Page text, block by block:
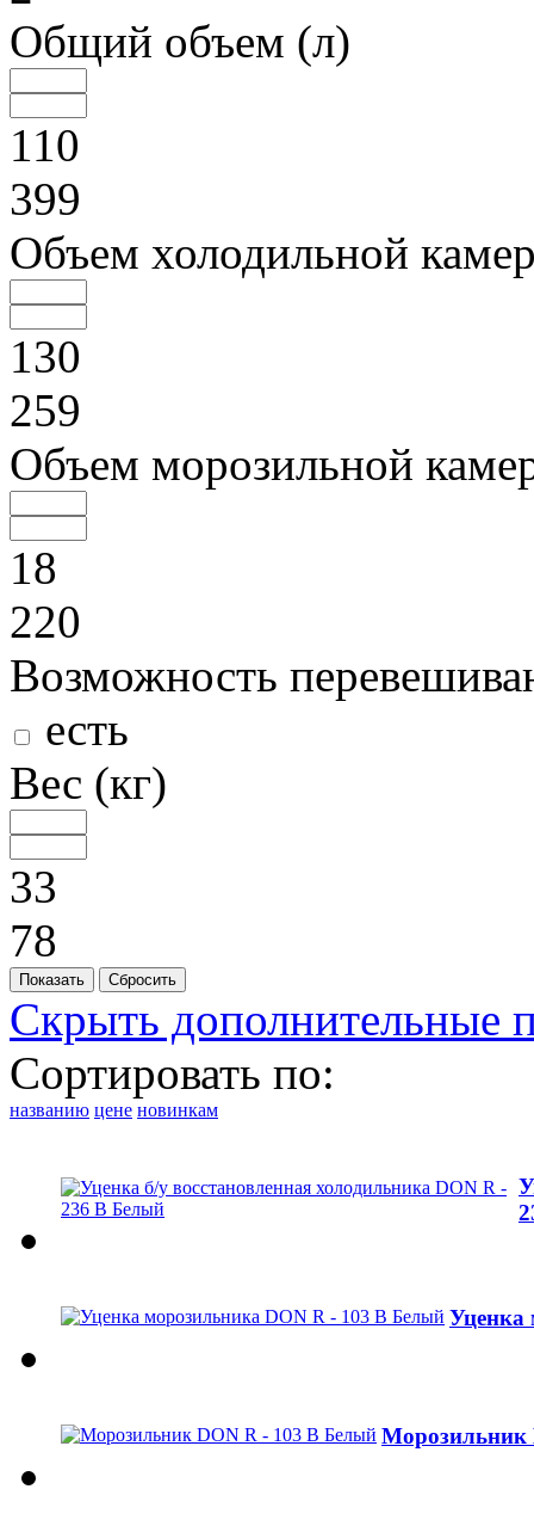
Общий объем (л)
110
399
Объем холодильной
130
259
Объем морозильной
18
220
Возможность
есть
Вес (кг)
33
78
Скрыть дополнительные
Сортировать по:
названию цене новинкам
Уценка
Морозильник